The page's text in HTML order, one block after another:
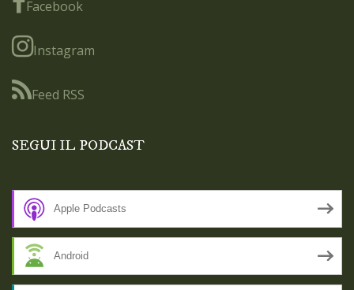
Facebook
Instagram
Feed RSS
SEGUI IL PODCAST
Apple Podcasts
Android